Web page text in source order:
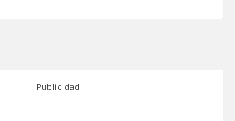
Publicidad